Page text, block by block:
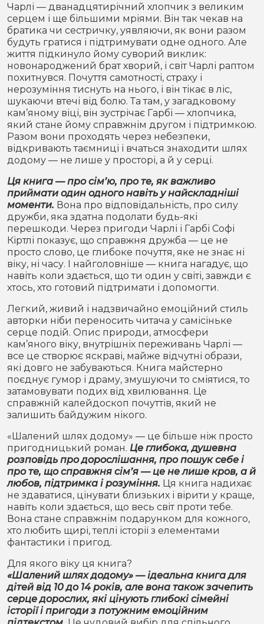
Чарлі — дванадцятирічний хлопчик з великим
серцем і ще більшими мріями. Він так чекав на
братика чи сестричку, уявляючи, як вони разом
будуть гратися і підтримувати одне одного. Але
життя підкинуло йому суворий виклик:
новонароджений брат хворий, і світ Чарлі раптом
похитнувся. Почуття самотності, страху і
нерозуміння тиснуть на нього, і він тікає в ліс,
шукаючи втечі від болю. Та там, у загадковому
кам’яному віці, він зустрічає Гарбі — хлопчика,
який стане йому справжнім другом і підтримкою.
Разом вони проходять через небезпеки,
відкривають таємниці і вчаться знаходити шлях
додому — не лише у просторі, а й у серці.
Ця книга — про сім’ю, про те, як важливо
приймати один одного навіть у найскладніші
моменти. Вона про відповідальність, про силу
дружби, яка здатна подолати будь-які
перешкоди. Через пригоди Чарлі і Гарбі Софі
Кіртлі показує, що справжня дружба — це не
просто слово, це глибоке почуття, яке не знає ні
віку, ні часу. І найголовніше — книга нагадує, що
навіть коли здається, що ти один у світі, завжди є
хтось, хто готовий підтримати і допомогти.
Легкий, живий і надзвичайно емоційний стиль
авторки ніби переносить читача у самісіньке
серце подій. Опис природи, атмосфери
кам’яного віку, внутрішніх переживань Чарлі —
все це створює яскраві, майже відчутні образи,
які довго не забуваються. Книга майстерно
поєднує гумор і драму, змушуючи то сміятися, то
затамовувати подих від хвилювання. Це
справжній калейдоскоп почуттів, який не
залишить байдужим нікого.
«Шалений шлях додому» — це більше ніж просто
пригодницький роман. Це глибока, душевна
розповідь про дорослішання, про пошук себе і
про те, що справжня сім’я — це не лише кров, а й
любов, підтримка і розуміння. Ця книга надихає
не здаватися, цінувати близьких і вірити у краще,
навіть коли здається, що весь світ проти тебе.
Вона стане справжнім подарунком для кожного,
хто любить щирі, теплі історії з елементами
фантастики і пригод.
Для якого віку ця книга?
«Шалений шлях додому» — ідеальна книга для
дітей від 10 до 14 років, але вона також зачепить
серце дорослих, які цінують глибокі сімейні
історії і пригоди з потужним емоційним